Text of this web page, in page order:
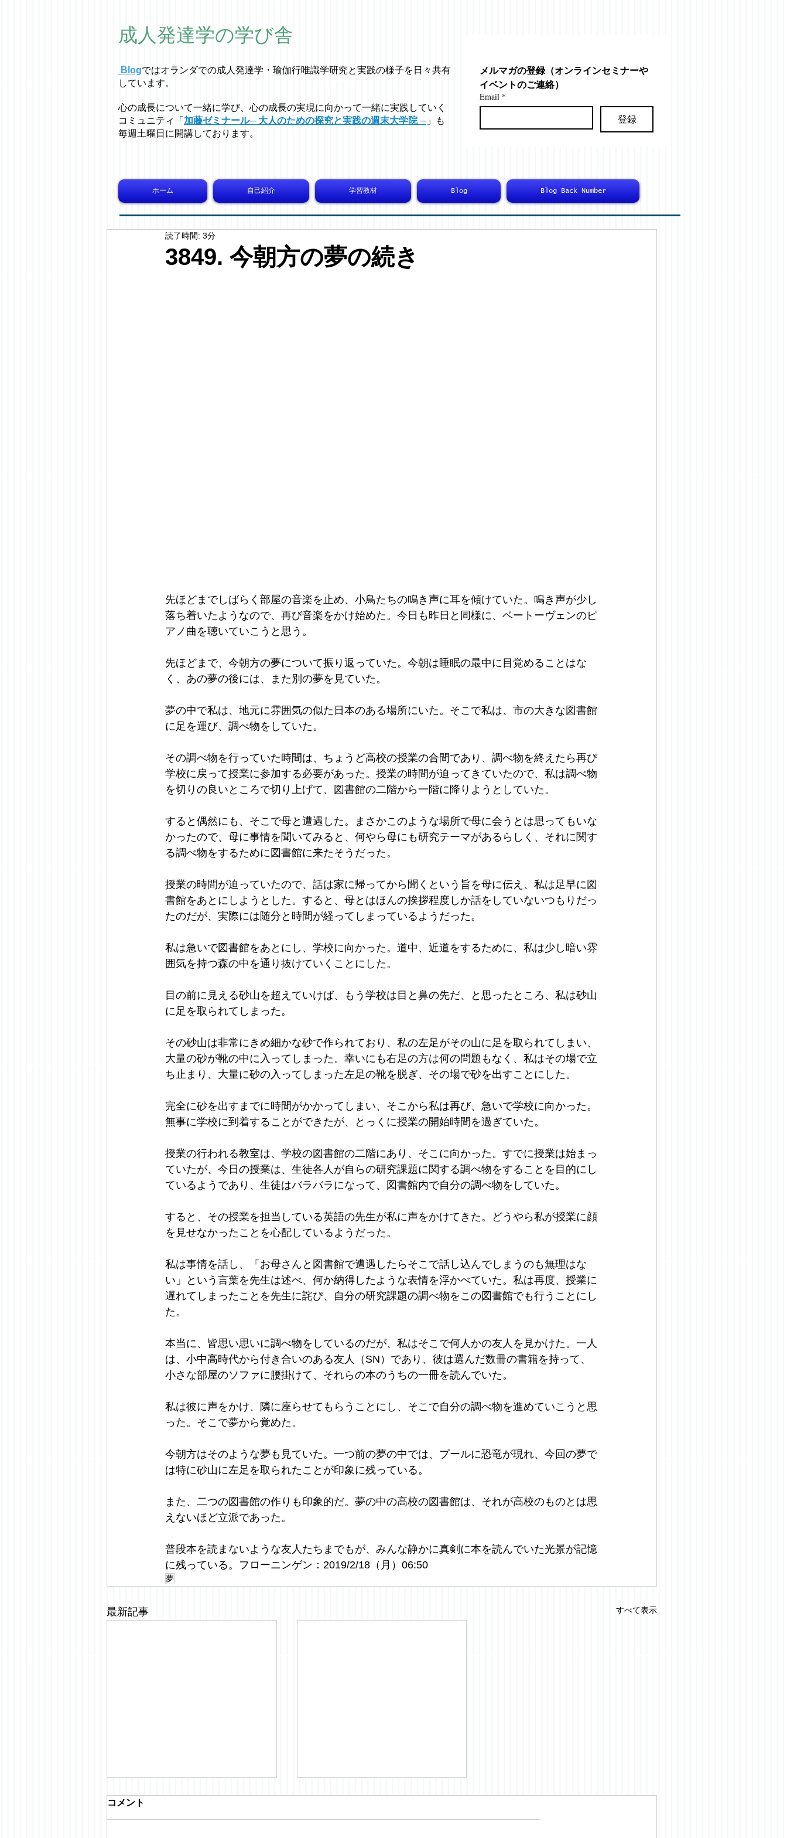
成人発達学の学び舎
Blogではオラ ンダでの成人発達学・ 瑜伽行唯識学研究と実践の様子を日々共有
しています。
心の成長について一緒に学び、心の成長の実現に向かって一緒に実践していく
コミュニティ「 加藤ゼミナール─ 大人のための探究と実践の週末大学院 ─」も
毎週土曜日に開講しております。
メルマガの登録（オンラインセミナーや
イベントのご連絡）
Email *
登録
ホーム 自己紹介 学習教材 Blog Blog Back Number
3849. 今朝方の夢の続き
読了時間: 3分
先ほどまでしばらく部屋の音楽を止め、小鳥たちの鳴き声に耳を傾けていた。鳴き声が少し
落ち着いたようなので、再び音楽をかけ始めた。今日も昨日と同様に、ベートーヴェンのピ
アノ曲を聴いていこうと思う。
先ほどまで、今朝方の夢について振り返っていた。今朝は睡眠の最中に目覚めることはな
く、あの夢の後には、また別の夢を見ていた。
夢の中で私は、地元に雰囲気の似た日本のある場所にいた。そこで私は、市の大きな図書館
に足を運び、調べ物をしていた。
その調べ物を行っていた時間は、ちょうど高校の授業の合間であり、調べ物を終えたら再び
学校に戻って授業に参加する必要があった。授業の時間が迫ってきていたので、私は調べ物
を切りの良いところで切り上げて、図書館の二階から一階に降りようとしていた。
すると偶然にも、そこで母と遭遇した。まさかこのような場所で母に会うとは思ってもいな
かったので、母に事情を聞いてみると、何やら母にも研究テーマがあるらしく、それに関す
る調べ物をするために図書館に来たそうだった。
授業の時間が迫っていたので、話は家に帰ってから聞くという旨を母に伝え、私は足早に図
書館をあとにしようとした。すると、母とはほんの挨拶程度しか話をしていないつもりだっ
たのだが、実際には随分と時間が経ってしまっているようだった。
私は急いで図書館をあとにし、学校に向かった。道中、近道をするために、私は少し暗い雰
囲気を持つ森の中を通り抜けていくことにした。
目の前に見える砂山を超えていけば、もう学校は目と鼻の先だ、と思ったところ、私は砂山
に足を取られてしまった。
その砂山は非常にきめ細かな砂で作られており、私の左足がその山に足を取られてしまい、
大量の砂が靴の中に入ってしまった。幸いにも右足の方は何の問題もなく、私はその場で立
ち止まり、大量に砂の入ってしまった左足の靴を脱ぎ、その場で砂を出すことにした。
完全に砂を出すまでに時間がかかってしまい、そこから私は再び、急いで学校に向かった。
無事に学校に到着することができたが、とっくに授業の開始時間を過ぎていた。
授業の行われる教室は、学校の図書館の二階にあり、そこに向かった。すでに授業は始まっ
ていたが、今日の授業は、生徒各人が自らの研究課題に関する調べ物をすることを目的にし
ているようであり、生徒はバラバラになって、図書館内で自分の調べ物をしていた。
すると、その授業を担当している英語の先生が私に声をかけてきた。どうやら私が授業に顔
を見せなかったことを心配しているようだった。
私は事情を話し、「お母さんと図書館で遭遇したらそこで話し込んでしまうのも無理はな
い」という言葉を先生は述べ、何か納得したような表情を浮かべていた。私は再度、授業に
遅れてしまったことを先生に詫び、自分の研究課題の調べ物をこの図書館でも行うことにし
た。
本当に、皆思い思いに調べ物をしているのだが、私はそこで何人かの友人を見かけた。一人
は、小中高時代から付き合いのある友人（SN）であり、彼は選んだ数冊の書籍を持って、
小さな部屋のソファに腰掛けて、それらの本のうちの一冊を読んでいた。
私は彼に声をかけ、隣に座らせてもらうことにし、そこで自分の調べ物を進めていこうと思
った。そこで夢から覚めた。
今朝方はそのような夢も見ていた。一つ前の夢の中では、プールに恐竜が現れ、今回の夢で
は特に砂山に左足を取られたことが印象に残っている。
また、二つの図書館の作りも印象的だ。夢の中の高校の図書館は、それが高校のものとは思
えないほど立派であった。
普段本を読まないような友人たちまでもが、みんな静かに真剣に本を読んでいた光景が記憶
に残っている。フローニンゲン：2019/2/18（月）06:50
夢
最新記事 すべて表示
コメント